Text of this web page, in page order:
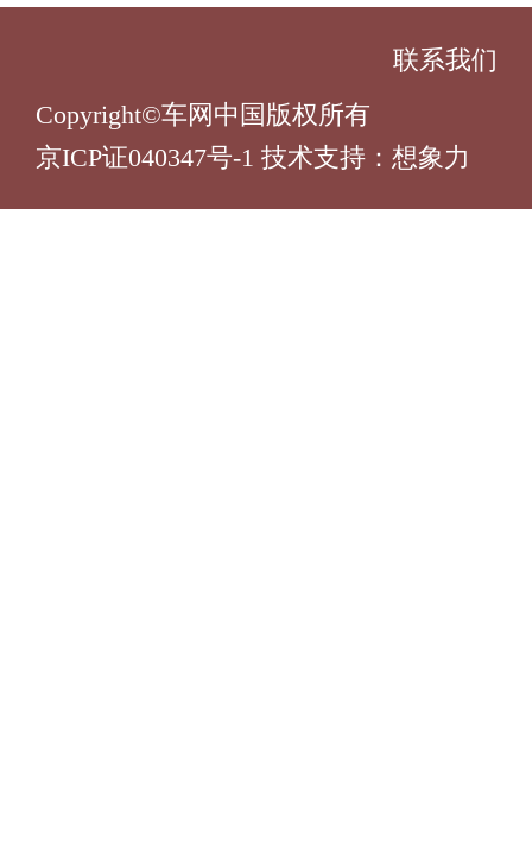
联系我们
Copyright©车网中国版权所有
京ICP证040347号-1 技术支持： 想象力